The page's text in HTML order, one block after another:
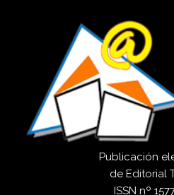
Publicación
de Editorial
ISSN nº